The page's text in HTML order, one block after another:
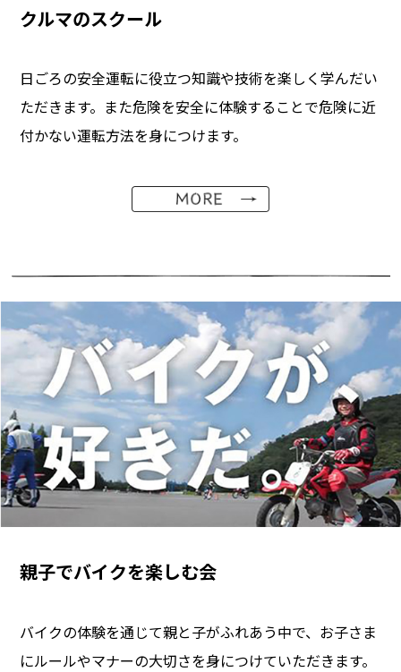
クルマのスクール
日ごろの安全運転に役立つ知識や技術を楽しく学んだい
ただきます。また危険を安全に体験することで危険に近
付かない運転方法を身につけます。
親子でバイクを楽しむ会
バイクの体験を通じて親と子がふれあう中で、お子さま
にルールやマナーの大切さを身につけていただきます。